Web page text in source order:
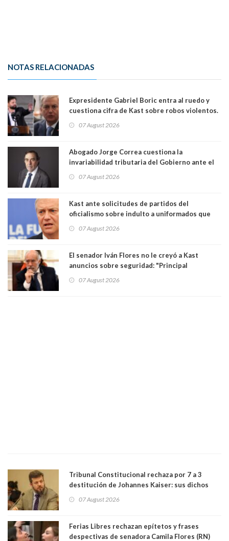
NOTAS RELACIONADAS
Expresidente Gabriel Boric entra al ruedo y
cuestiona cifra de Kast sobre robos violentos.
07 August 2026
Abogado Jorge Correa cuestiona la
invariabilidad tributaria del Gobierno ante el
democracia” y "defendemos la alternancia en el
07 August 2026
Kast ante solicitudes de partidos del
oficialismo sobre indulto a uniformados que
07 August 2026
El senador Iván Flores no le creyó a Kast
anuncios sobre seguridad: "Principal
perseguir ruta del dinero y levantar secreto
07 August 2026
Tribunal Constitucional rechaza por 7 a 3
destitución de Johannes Kaiser: sus dichos
justicia constitucional porque no es diputado
07 August 2026
Ferias Libres rechazan epítetos y frases
despectivas de senadora Camila Flores (RN)